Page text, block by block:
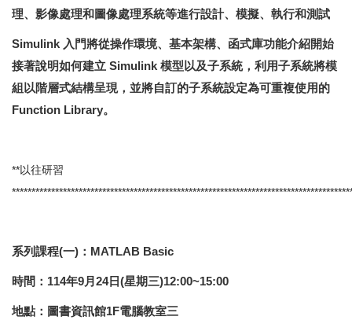
理、影像處理和圖像處理系統等進行設計、模擬、執行和測試
Simulink 入門將從操作環境、基本架構、函式庫功能介紹開始
接著說明如何建立 Simulink 模型以及子系統，利用子系統將模
組以階層式結構呈現，並將自訂的子系統設定為可重複使用的
Function Library。
**以往研習
系列課程(一)：MATLAB Basic
時間：114年9月24日(星期三)12:00~15:00
地點：圖書資訊館1F電腦教室三